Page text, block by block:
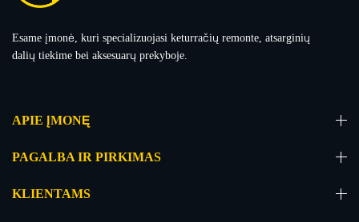
Esame įmonė, kuri specializuojasi keturračių remonte, atsarginių
dalių tiekime bei aksesuarų prekyboje.
APIE ĮMONĘ
PAGALBA IR PIRKIMAS
KLIENTAMS